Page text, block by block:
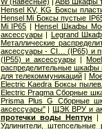
Hensel KV, KG Боксы
Hensel Mi Боксы пустые
Mi IP65 |Hensel Шкафы
аксессуары| Legrand
Металлические
аксессуары - CI… (IP65) и
(IP55) и аксессуары|
распределительные
для телекоммуникаций|
Electric Kaedra Боксы
Electric Pragma Сборные
Prisma Plus G Сборные
аксессуары"|ЩЭК ВРУ и
протечки воды Нептун
Удлинители, штепсельные